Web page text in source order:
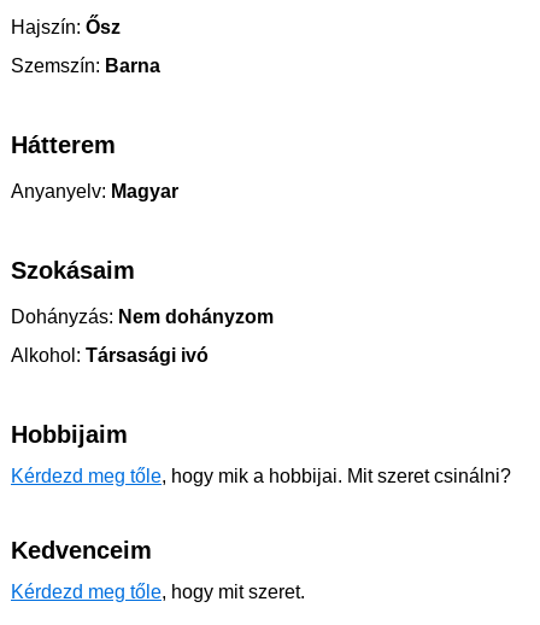
Hajszín: Ősz
Szemszín: Barna
Hátterem
Anyanyelv: Magyar
Szokásaim
Dohányzás: Nem dohányzom
Alkohol: Társasági ivó
Hobbijaim
Kérdezd meg tőle, hogy mik a hobbijai. Mit szeret csinálni?
Kedvenceim
Kérdezd meg tőle, hogy mit szeret.